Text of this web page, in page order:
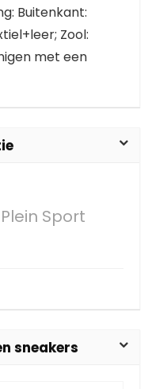
Buitenkant:
Zool:
met een
Sport
sneakers